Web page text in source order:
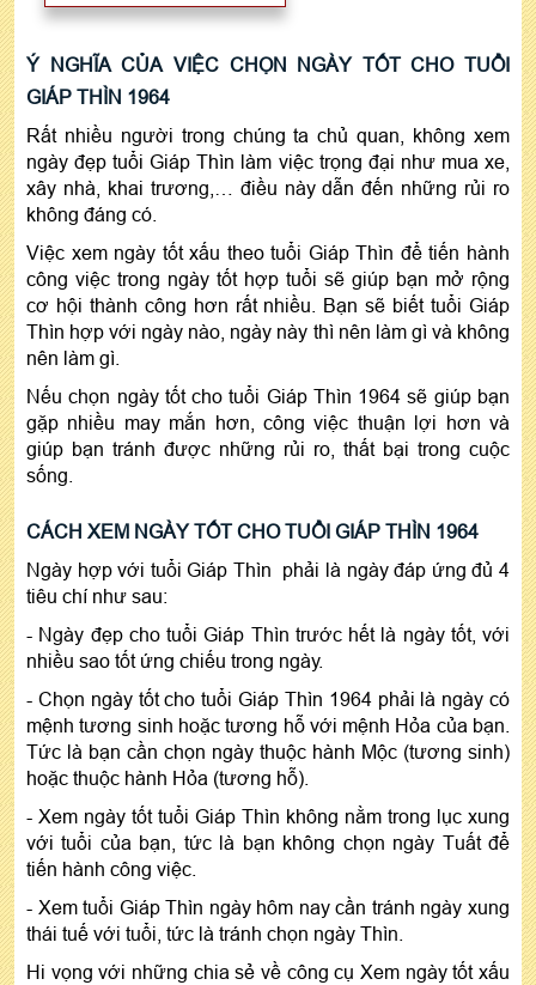
Ý NGHĨA CỦA VIỆC CHỌN NGÀY TỐT CHO TUỔI
GIÁP THÌN 1964
Rất nhiều người trong chúng ta chủ quan, không xem
ngày đẹp tuổi Giáp Thìn làm việc trọng đại như mua xe,
xây nhà, khai trương,… điều này dẫn đến những rủi ro
không đáng có.
Việc xem ngày tốt xấu theo tuổi Giáp Thìn để tiến hành
công việc trong ngày tốt hợp tuổi sẽ giúp bạn mở rộng
cơ hội thành công hơn rất nhiều. Bạn sẽ biết tuổi Giáp
Thìn hợp với ngày nào, ngày này thì nên làm gì và không
nên làm gì.
Nếu chọn ngày tốt cho tuổi Giáp Thìn 1964 sẽ giúp bạn
gặp nhiều may mắn hơn, công việc thuận lợi hơn và
giúp bạn tránh được những rủi ro, thất bại trong cuộc
sống.
CÁCH XEM NGÀY TỐT CHO TUỔI GIÁP THÌN 1964
Ngày hợp với tuổi Giáp Thìn phải là ngày đáp ứng đủ 4
tiêu chí như sau:
- Ngày đẹp cho tuổi Giáp Thìn trước hết là ngày tốt, với
nhiều sao tốt ứng chiếu trong ngày.
- Chọn ngày tốt cho tuổi Giáp Thìn 1964 phải là ngày có
mệnh tương sinh hoặc tương hỗ với mệnh Hỏa của bạn.
Tức là bạn cần chọn ngày thuộc hành Mộc (tương sinh)
hoặc thuộc hành Hỏa (tương hỗ).
- Xem ngày tốt tuổi Giáp Thìn không nằm trong lục xung
với tuổi của bạn, tức là bạn không chọn ngày Tuất để
tiến hành công việc.
- Xem tuổi Giáp Thìn ngày hôm nay cần tránh ngày xung
thái tuế với tuổi, tức là tránh chọn ngày Thìn.
Hi vọng với những chia sẻ về công cụ Xem ngày tốt xấu